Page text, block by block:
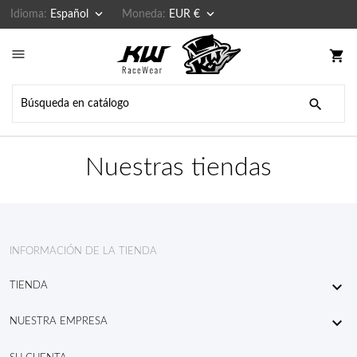
Idioma: Español  Moneda: EUR € 
 shopping_cart

Nuestras tiendas
INFORMACIÓN DE LA TIENDA
TIENDA 
NUESTRA EMPRESA 